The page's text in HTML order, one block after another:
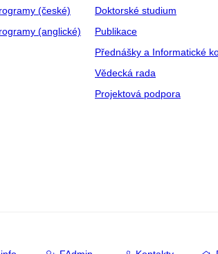
(české)
(anglické)
Doktorské studium
Publikace
Přednášky a Informatické
Vědecká rada
Projektová podpora